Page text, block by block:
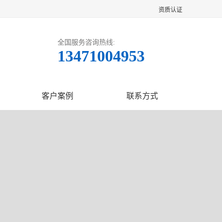
资质认证
全国服务咨询热线:
13471004953
客户案例 联系方式